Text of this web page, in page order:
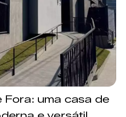
Fora: uma casa de